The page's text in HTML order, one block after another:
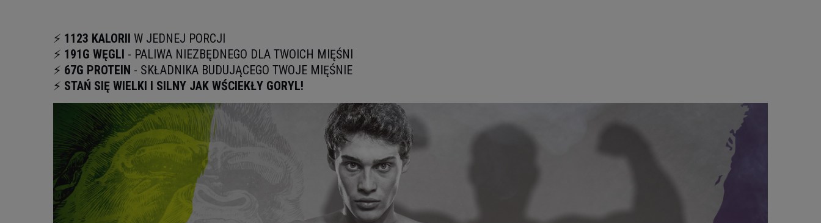
⚡ 1123 KALORII W JEDNEJ PORCJI
⚡ 191G WĘGLI - PALIWA NIEZBĘDNEGO DLA TWOICH MIĘŚNI
⚡ 67G PROTEIN - SKŁADNIKA BUDUJĄCEGO TWOJE MIĘŚNIE
⚡ STAŃ SIĘ WIELKI I SILNY JAK WŚCIEKŁY GORYL!